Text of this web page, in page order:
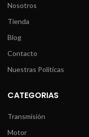
Nosotros
Tienda
Blog
Contacto
Nuestras Políticas
CATEGORIAS
Transmisión
Motor